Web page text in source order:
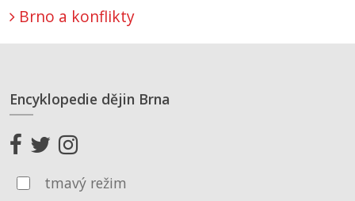
Brno a konflikty
Encyklopedie dějin Brna
tmavý režim